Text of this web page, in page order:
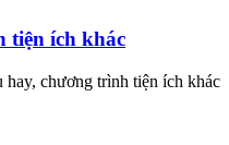
tiện ích khác
chương trình tiện ích khác